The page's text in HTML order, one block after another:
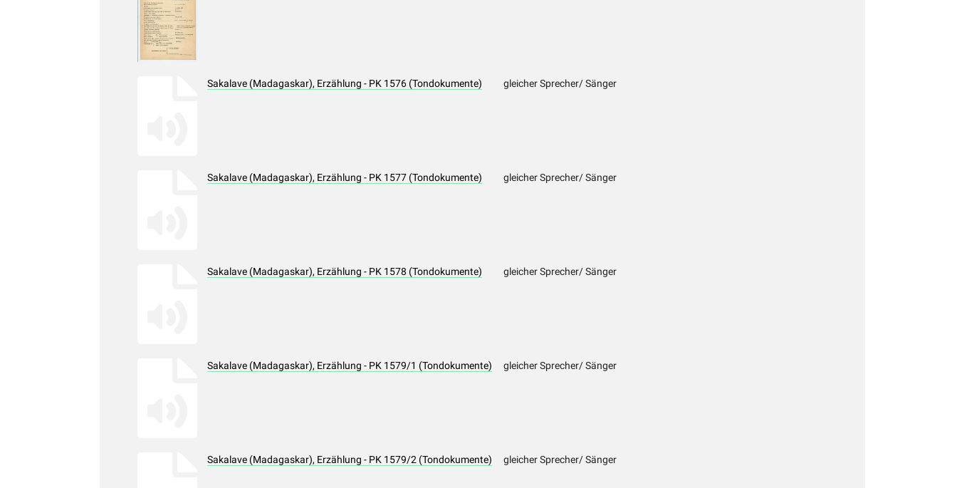
Sakalave (Madagaskar), Erzählung - PK 1576 (Tondokumente) gleicher Sprecher/ Sänger
Sakalave (Madagaskar), Erzählung - PK 1577 (Tondokumente) gleicher Sprecher/ Sänger
Sakalave (Madagaskar), Erzählung - PK 1578 (Tondokumente) gleicher Sprecher/ Sänger
Sakalave (Madagaskar), Erzählung - PK 1579/1 (Tondokumente) gleicher Sprecher/ Sänger
Sakalave (Madagaskar), Erzählung - PK 1579/2 (Tondokumente) gleicher Sprecher/ Sänger